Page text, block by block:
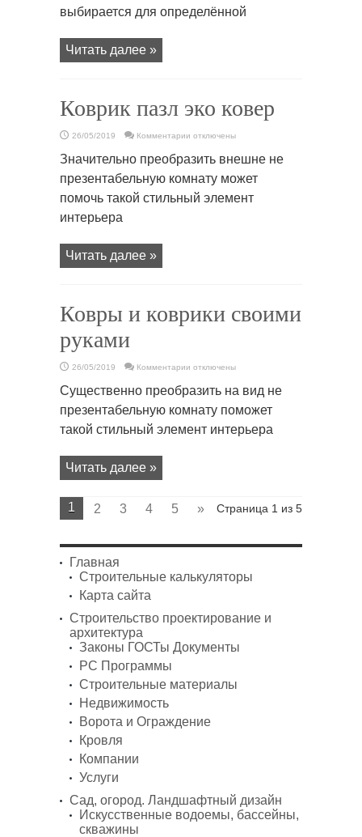
выбирается для определённой
Читать далее »
Коврик пазл эко ковер
26/05/2019 Комментарии
пазл
ковер
отключены
Значительно преобразить внешне не
презентабельную комнату может
помочь такой стильный элемент
интерьера
Читать далее »
Ковры и коврики своими
руками
26/05/2019 Комментарии
и
своими
руками
отключены
Существенно преобразить на вид не
презентабельную комнату поможет
такой стильный элемент интерьера
Читать далее »
Страница 1 из 5
1 2 3 4 5 »
Главная
Строительные калькуляторы
Карта сайта
Строительство проектирование и
архитектура
Законы ГОСТы Документы
PC Программы
Строительные материалы
Недвижимость
Ворота и Ограждение
Кровля
Компании
Услуги
Сад, огород. Ландшафтный дизайн
Искусственные водоемы, бассейны,
скважины